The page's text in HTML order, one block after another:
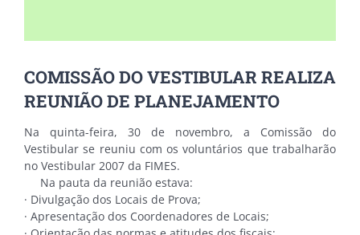
COMISSÃO DO VESTIBULAR REALIZA
REUNIÃO DE PLANEJAMENTO
Na quinta-feira, 30 de novembro, a Comissão do
Vestibular se reuniu com os voluntários que trabalharão
no Vestibular 2007 da FIMES.
Na pauta da reunião estava:
· Divulgação dos Locais de Prova;
· Apresentação dos Coordenadores de Locais;